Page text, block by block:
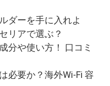
ダーを手に入れよ
リアで選ぶ？
分や使い方！ 口コミ
必要か？海外Wi-Fi 容